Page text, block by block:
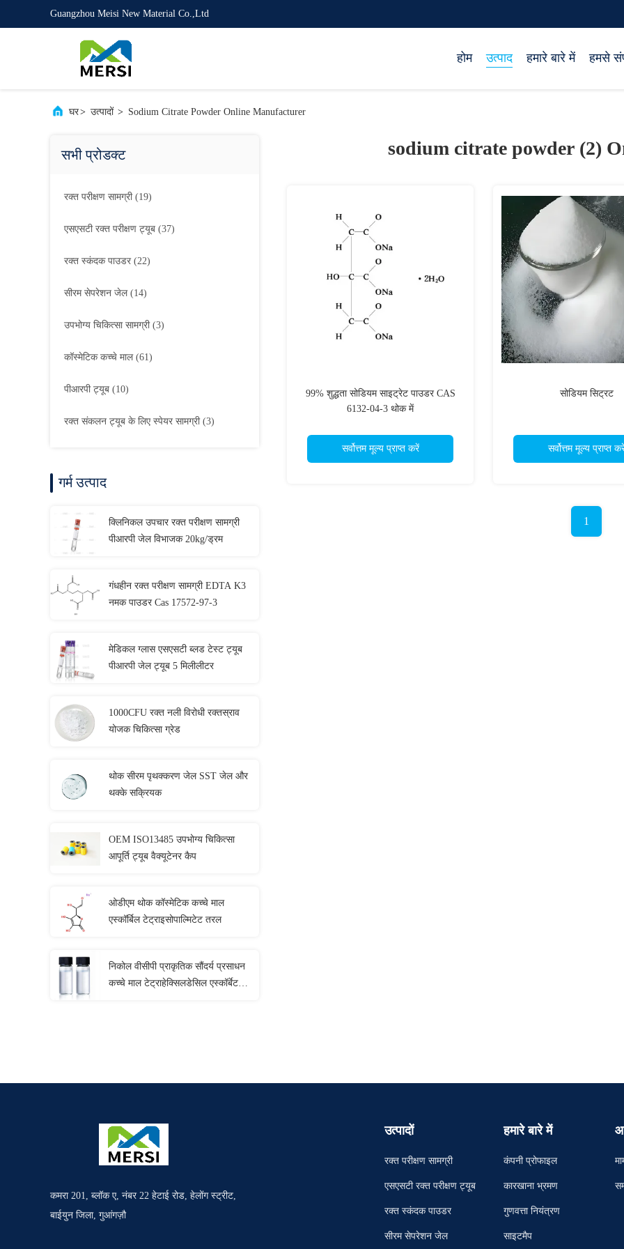
Guangzhou Meisi New Material Co.,Ltd
होम उत्पाद हमारे बारे में हमसे
घर> उत्पादों > Sodium Citrate Powder Online Manufacturer
सभी प्रोडक्ट
रक्त परीक्षण सामग्री(19)
एसएसटी रक्त परीक्षण ट्यूब (37)
रक्त स्कंदक पाउडर(22)
सीरम सेपरेशन जेल(14)
उपभोग्य चिकित्सा सामग्री(3)
कॉस्मेटिक कच्चे माल(61)
पीआरपी ट्यूब (10)
रक्त संकलन ट्यूब के लिए स्पेयर सामग्री(3)
गर्म उत्पाद
क्लिनिकल उपचार रक्त परीक्षण सामग्री
पीआरपी जेल विभाजक 20kg/ड्रम
गंधहीन रक्त परीक्षण सामग्री EDTA K3
नमक पाउडर Cas 17572-97-3
मेडिकल ग्लास एसएसटी ब्लड टेस्ट ट्यूब
पीआरपी जेल ट्यूब 5 मिलीलीटर
1000CFU रक्त नली विरोधी रक्तस्राव
योजक चिकित्सा ग्रेड
थोक सीरम पृथक्करण जेल SST जेल और
थक्के सक्रियक
OEM ISO13485 उपभोग्य चिकित्सा
आपूर्ति ट्यूब वैक्यूटेनर कैप
ओडीएम थोक कॉस्मेटिक कच्चे माल
एस्कॉर्बिल टेट्राइसोपाल्मिटेट तरल
निकोल वीसीपी प्राकृतिक सौंदर्य प्रसाधन
कच्चे माल टेट्राहेक्सिलडेसिल एस्कॉर्बेट
sodium citrate powder (2)
99% शुद्धता सोडियम साइट्रेट पाउडर CAS
6132-04-3 थोक में
सर्वोत्तम मूल्य प्राप्त करें
सोडियम सिट्रट
सर्वोत्तम मूल्य प्राप्त
1
कमरा 201, ब्लॉक ए, नंबर 22 हेटाई रोड, हेलोंग स्ट्रीट,
बाईयुन जिला, गुआंगज़ौ
उत्पादों
रक्त परीक्षण सामग्री
एसएसटी रक्त परीक्षण ट्यूब
रक्त स्कंदक पाउडर
सीरम सेपरेशन जेल
हमारे बारे में
कंपनी प्रोफाइल
कारखाना भ्रमण
गुणवत्ता नियंत्रण
साइटमैप